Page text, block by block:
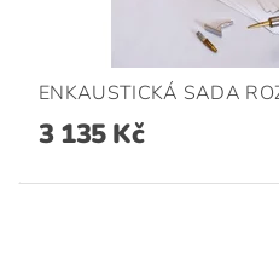
ENKAUSTICKÁ SADA
3 135 Kč